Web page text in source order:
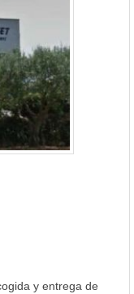
y entrega de